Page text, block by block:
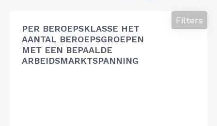
PER BEROEPSKLASSE HET
AANTAL BEROEPSGROEPEN
MET EEN BEPAALDE
ARBEIDSMARKTSPANNING
Filters